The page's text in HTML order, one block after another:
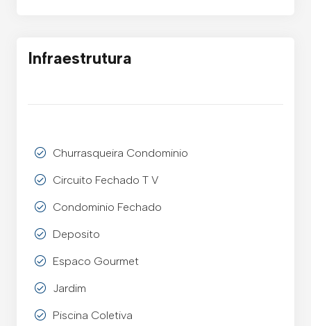
Infraestrutura
Churrasqueira Condominio
Circuito Fechado T V
Condominio Fechado
Deposito
Espaco Gourmet
Jardim
Piscina Coletiva